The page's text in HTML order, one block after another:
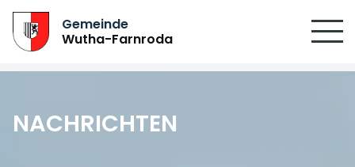
Gemeinde
Wutha-Farnroda
NACHRICHTEN